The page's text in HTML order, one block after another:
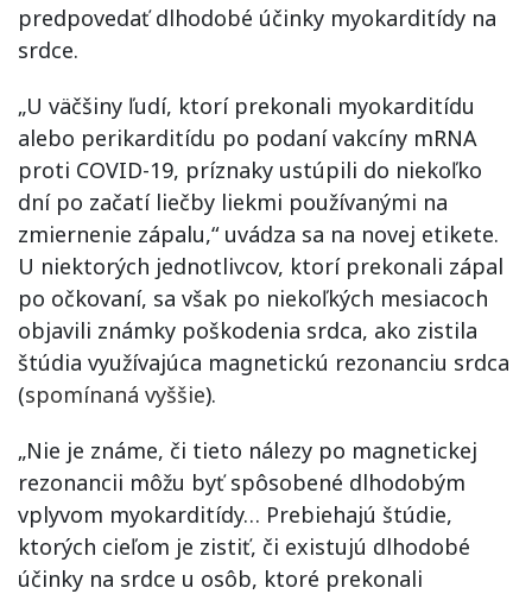
predpovedať dlhodobé účinky myokarditídy na
srdce.
„U väčšiny ľudí, ktorí prekonali myokarditídu
alebo perikarditídu po podaní vakcíny mRNA
proti COVID-19, príznaky ustúpili do niekoľko
dní po začatí liečby liekmi používanými na
zmiernenie zápalu,“ uvádza sa na novej etikete.
U niektorých jednotlivcov, ktorí prekonali zápal
po očkovaní, sa však po niekoľkých mesiacoch
objavili známky poškodenia srdca, ako zistila
štúdia využívajúca magnetickú rezonanciu srdca
(spomínaná vyššie).
„Nie je známe, či tieto nálezy po magnetickej
rezonancii môžu byť spôsobené dlhodobým
vplyvom myokarditídy… Prebiehajú štúdie,
ktorých cieľom je zistiť, či existujú dlhodobé
účinky na srdce u osôb, ktoré prekonali